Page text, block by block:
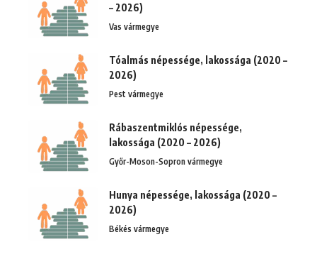
– 2026)
Vas vármegye
Tóalmás népessége, lakossága (2020 –
2026)
Pest vármegye
Rábaszentmiklós népessége,
lakossága (2020 – 2026)
Győr-Moson-Sopron vármegye
Hunya népessége, lakossága (2020 –
2026)
Békés vármegye